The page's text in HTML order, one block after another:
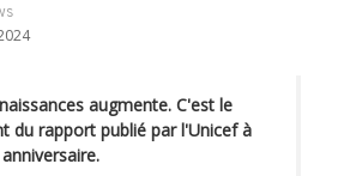
augmente. C'est le
du rapport publié par l'Unicef à